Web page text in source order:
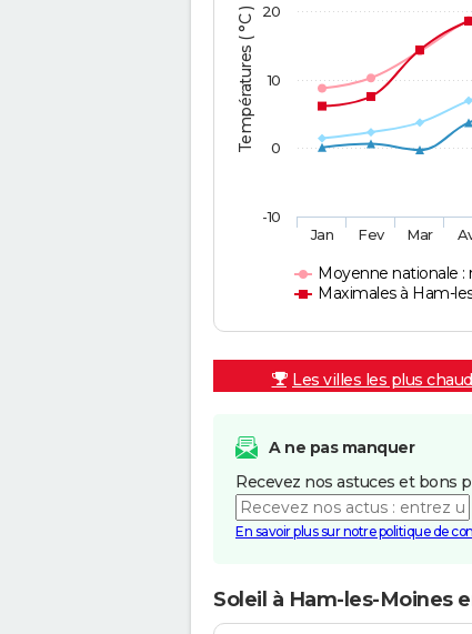
Températures ( °C )
Moyenne nationale :
Maximales à Ham-
Jan Fev Mar
-10
0
10
20
Les villes les plus
A ne pas manquer
Recevez nos astuces et bons
En savoir plus sur notre politique de
Soleil à Ham-les-Moines